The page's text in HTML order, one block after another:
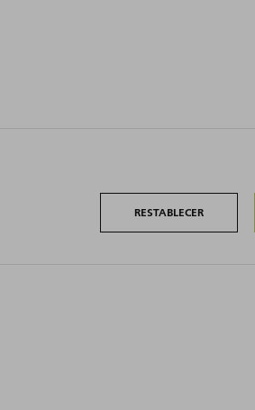
RESTABLECER